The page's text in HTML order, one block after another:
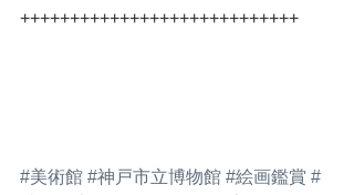
++++++++++++++++++++++++++++
#美術館 #神戸市立博物館 #絵画鑑賞 #